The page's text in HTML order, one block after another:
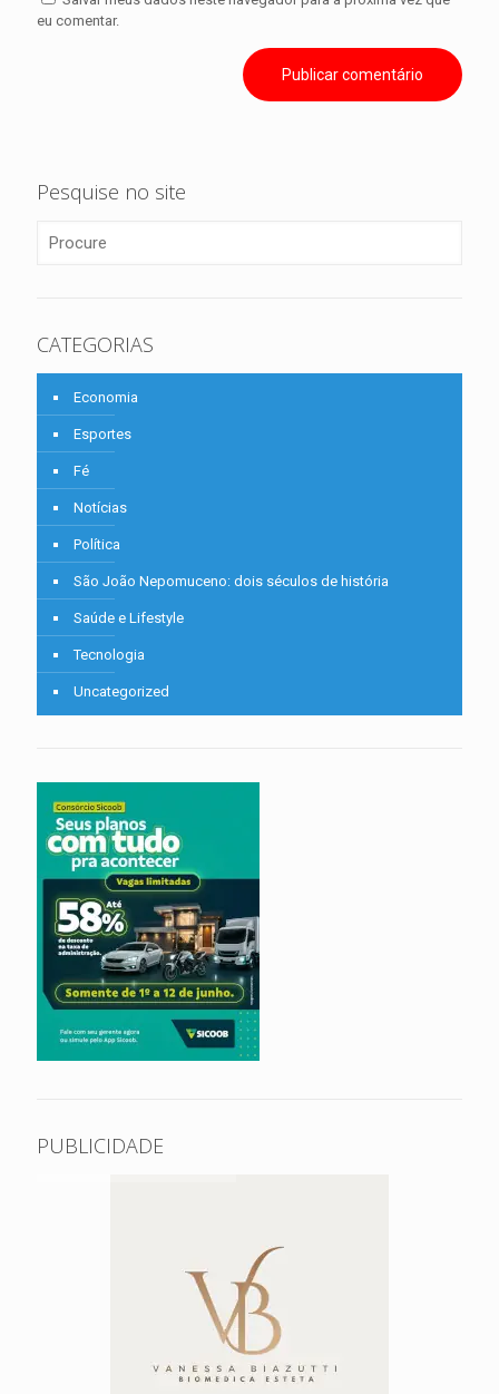
eu comentar.
Pesquise no site
CATEGORIAS
Economia
Esportes
Fé
Notícias
Política
São João Nepomuceno: dois séculos de história
Saúde e Lifestyle
Tecnologia
Uncategorized
PUBLICIDADE